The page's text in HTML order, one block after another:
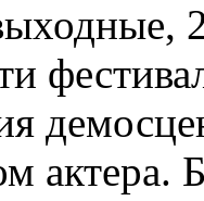
актера.